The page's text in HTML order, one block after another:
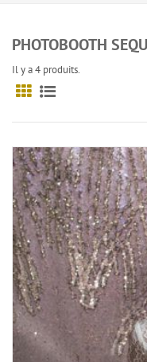
PHOTOBOOTH
Il y a 4 produits.